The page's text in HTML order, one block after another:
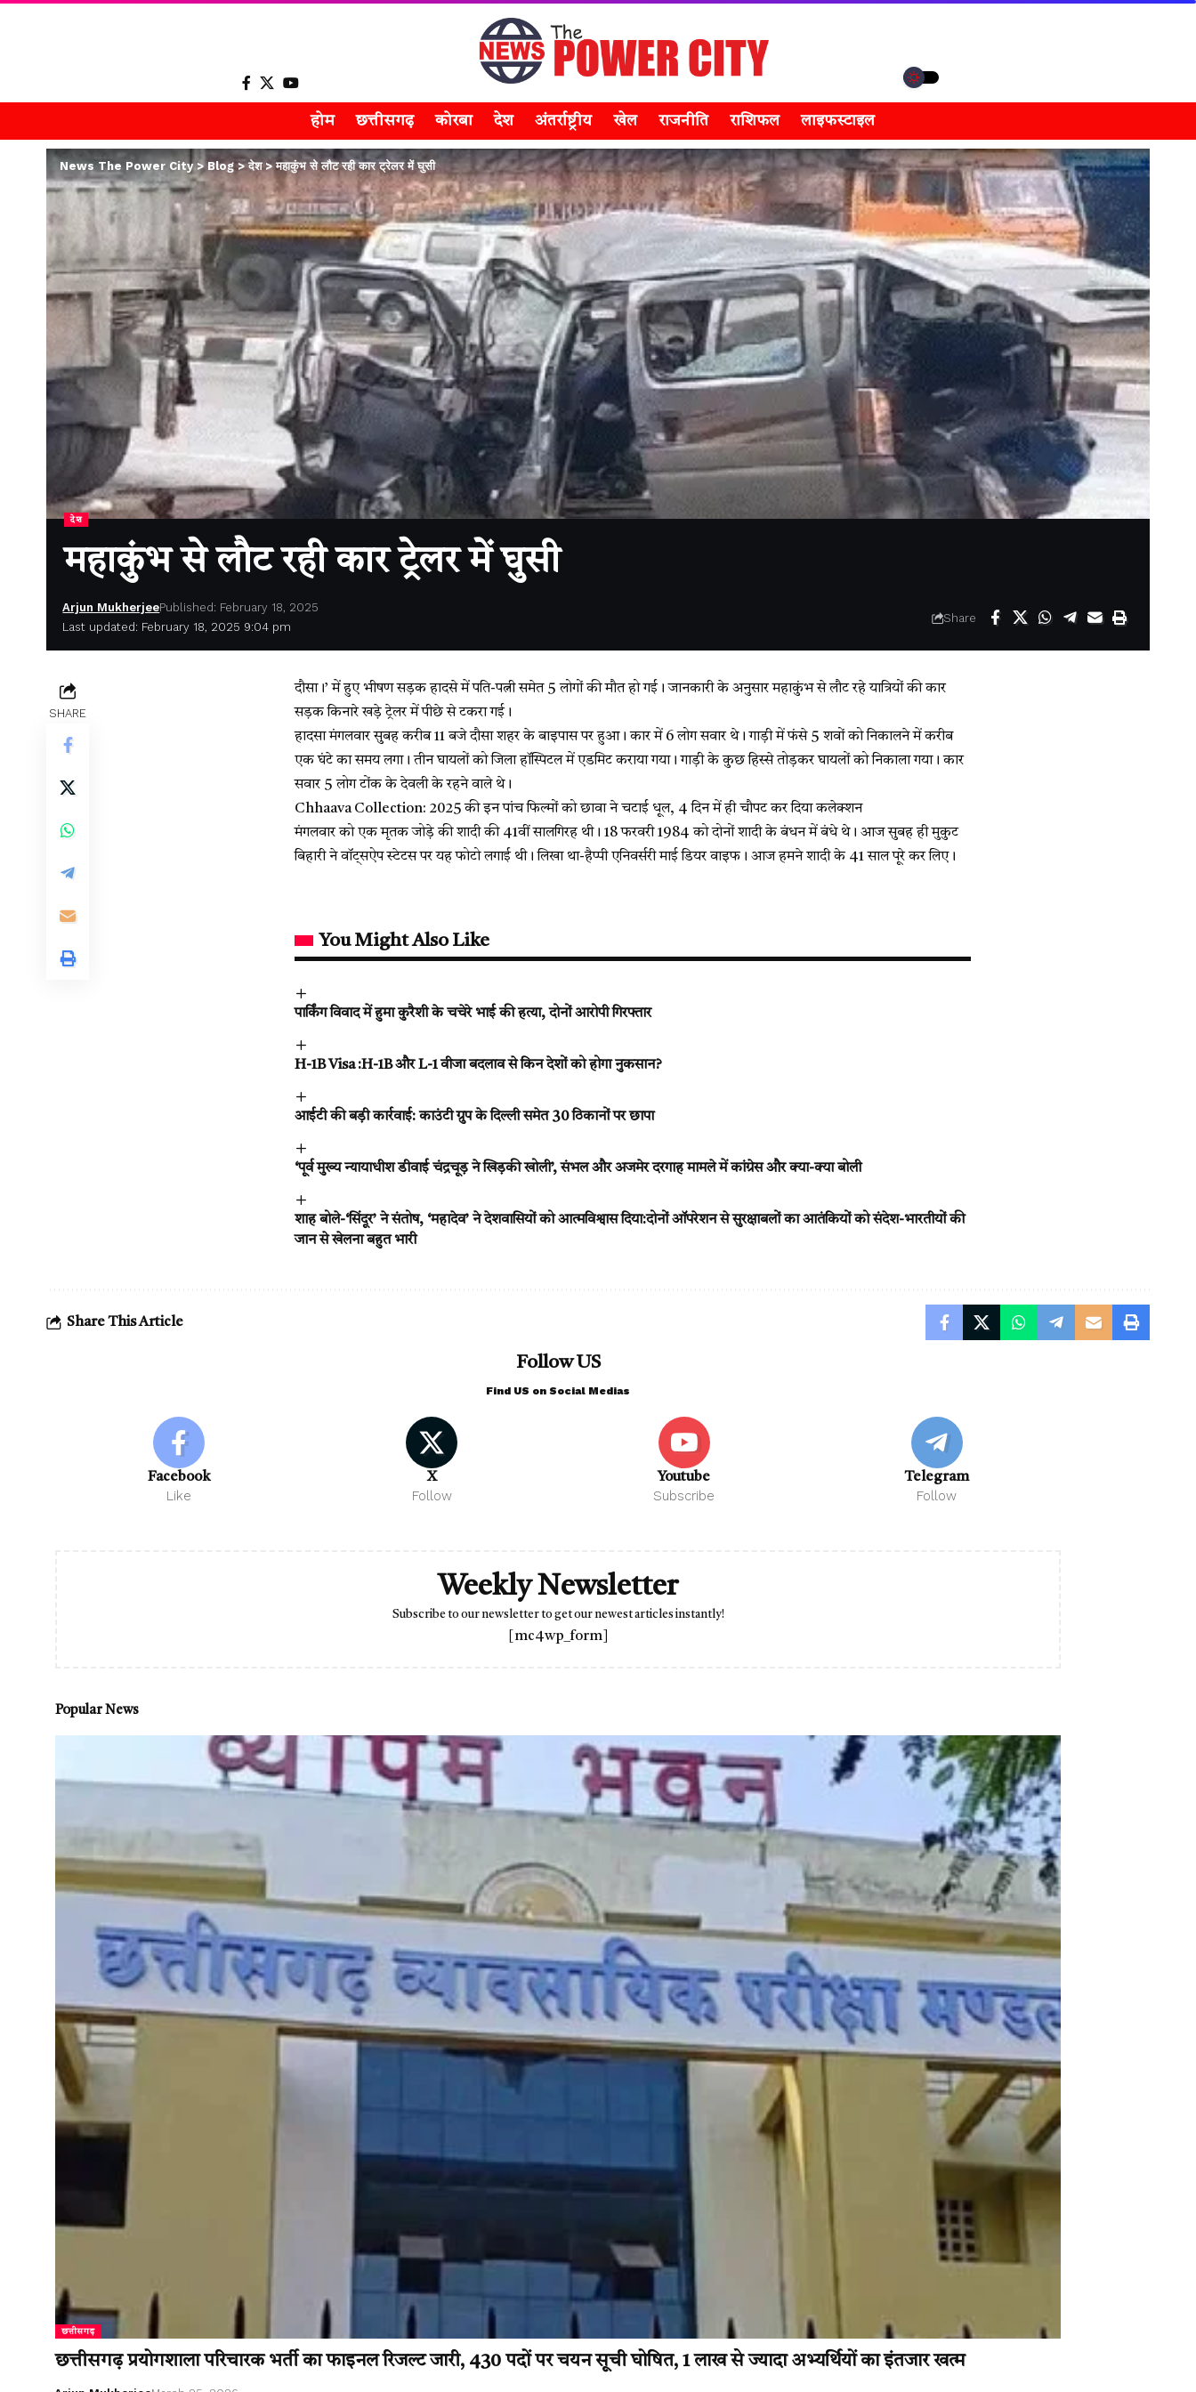
होम छत्तीसगढ़ कोरबा देश अंतर्राष्ट्रीय खेल राजनीति राशिफल लाइफस्टाइल
News The Power City>Blog>देश>महाकुंभ से लौट रही कार ट्रेलर में घुसी
देश
महाकुंभ से लौट रही कार ट्रेलर में घुसी
Last updated: February 18, 2025 9:04 pm
Arjun MukherjeePublished: February 18, 2025
Share
SHARE
दौसा।’ में हुए भीषण सड़क हादसे में पति-पत्नी समेत 5 लोगों की मौत हो गई। जानकारी के अनुसार महाकुंभ से लौट रहे यात्रियों की कार
सड़क किनारे खड़े ट्रेलर में पीछे से टकरा गई।
हादसा मंगलवार सुबह करीब 11 बजे दौसा शहर के बाइपास पर हुआ। कार में 6 लोग सवार थे। गाड़ी में फंसे 5 शवों को निकालने में करीब
एक घंटे का समय लगा। तीन घायलों को जिला हॉस्पिटल में एडमिट कराया गया। गाड़ी के कुछ हिस्से तोड़कर घायलों को निकाला गया। कार
सवार 5 लोग टोंक के देवली के रहने वाले थे।
Chhaava Collection: 2025 की इन पांच फिल्मों को छावा ने चटाई धूल, 4 दिन में ही चौपट कर दिया कलेक्शन
मंगलवार को एक मृतक जोड़े की शादी की 41वीं सालगिरह थी। 18 फरवरी 1984 को दोनों शादी के बंधन में बंधे थे। आज सुबह ही मुकुट
बिहारी ने वॉट्सऐप स्टेटस पर यह फोटो लगाई थी। लिखा था-हैप्पी एनिवर्सरी माई डियर वाइफ। आज हमने शादी के 41 साल पूरे कर लिए।
You Might Also Like
पार्किंग विवाद में हुमा कुरैशी के चचेरे भाई की हत्या, दोनों आरोपी गिरफ्तार
H-1B Visa :H-1B और L-1 वीजा बदलाव से किन देशों को होगा नुकसान?
आईटी की बड़ी कार्रवाई: काउंटी ग्रुप के दिल्ली समेत 30 ठिकानों पर छापा
‘पूर्व मुख्य न्यायाधीश डीवाई चंद्रचूड़ ने खिड़की खोली’, संभल और अजमेर दरगाह मामले में कांग्रेस और क्या-क्या बोली
शाह बोले-‘सिंदूर’ ने संतोष, ‘महादेव’ ने देशवासियों को आत्मविश्वास दिया:दोनों ऑपरेशन से सुरक्षाबलों का आतंकियों को संदेश-भारतीयों की
जान से खेलना बहुत भारी
Share This Article
Follow US
Find US on Social Medias
Facebook
Like
X
Follow
Youtube
Subscribe
Telegram
Follow
Weekly Newsletter
Subscribe to our newsletter to get our newest articles instantly!
[mc4wp_form]
Popular News
छत्तीसगढ़
छत्तीसगढ़ प्रयोगशाला परिचारक भर्ती का फाइनल रिजल्ट जारी, 430 पदों पर चयन सूची घोषित, 1 लाख से ज्यादा अभ्यर्थियों का इंतजार खत्म